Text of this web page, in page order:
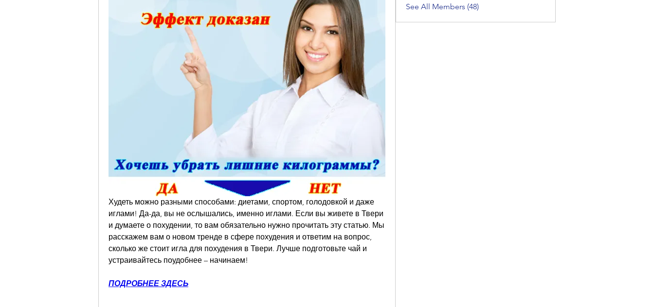
Худеть можно разными способами: диетами, спортом, голодовкой и даже
иглами! Да-да, вы не ослышались, именно иглами. Если вы живете в Твери
и думаете о похудении, то вам обязательно нужно прочитать эту статью. Мы
расскажем вам о новом тренде в сфере похудения и ответим на вопрос,
сколько же стоит игла для похудения в Твери. Лучше подготовьте чай и
устраивайтесь поудобнее – начинаем!
ПОДРОБНЕЕ ЗДЕСЬ
See All Members (48)